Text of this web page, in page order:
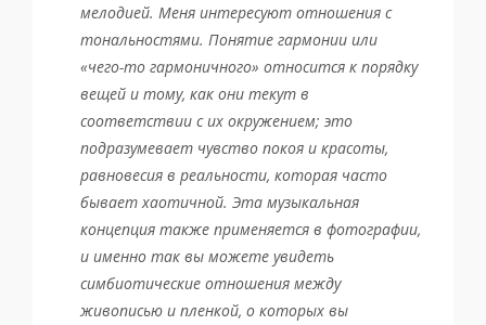
мелодией. Меня интересуют отношения с
тональностями. Понятие гармонии или
«чего-то гармоничного» относится к порядку
вещей и тому, как они текут в
соответствии с их окружением; это
подразумевает чувство покоя и красоты,
равновесия в реальности, которая часто
бывает хаотичной. Эта музыкальная
концепция также применяется в фотографии,
и именно так вы можете увидеть
симбиотические отношения между
живописью и пленкой, о которых вы